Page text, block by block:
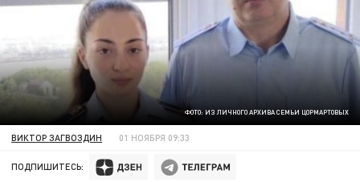
ФОТО: ИЗ ЛИЧНОГО АРХИВА СЕМЬИ ЦОРМАРТОВЫХ
ВИКТОР ЗАГВОЗДИН 01 НОЯБРЯ 09:33
ПОДПИШИТЕСЬ: